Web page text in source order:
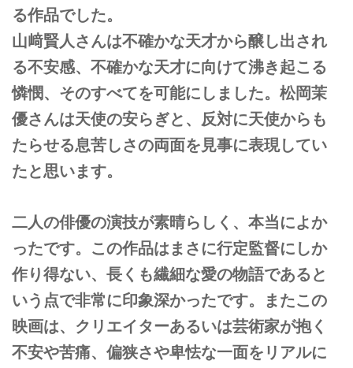
る作品でした。
山﨑賢人さんは不確かな天才から醸し出され
る不安感、不確かな天才に向けて沸き起こる
憐憫、そのすべてを可能にしました。松岡茉
優さんは天使の安らぎと、反対に天使からも
たらせる息苦しさの両面を見事に表現してい
たと思います。
二人の俳優の演技が素晴らしく、本当によか
ったです。この作品はまさに行定監督にしか
作り得ない、長くも繊細な愛の物語であると
いう点で非常に印象深かったです。またこの
映画は、クリエイターあるいは芸術家が抱く
不安や苦痛、偏狭さや卑怯な一面をリアルに